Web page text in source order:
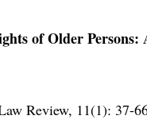
of Older Persons:
Review, 11(1): 37-